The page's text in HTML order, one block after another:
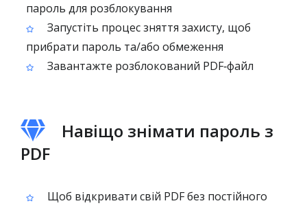
пароль для розблокування
Запустіть процес зняття захисту, щоб
прибрати пароль та/або обмеження
Завантажте розблокований PDF‑файл
Навіщо знімати пароль з
PDF
Щоб відкривати свій PDF без постійного